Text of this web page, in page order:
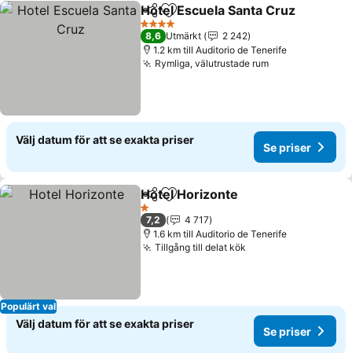
Dela Lägg till i Mina Favoriter
Hotel Escuela Santa Cruz
4 Stjärnor
8,6 Utmärkt
2 242
1.2 km till Auditorio de Tenerife
Rymliga, välutrustade rum
Välj datum för att se exakta priser
Se priser
Populärt val
Dela Lägg till i Mina Favoriter
Hotel Horizonte
1 Stjärnor
7,2
4 717
1.6 km till Auditorio de Tenerife
Tillgång till delat kök
Välj datum för att se exakta priser
Se priser